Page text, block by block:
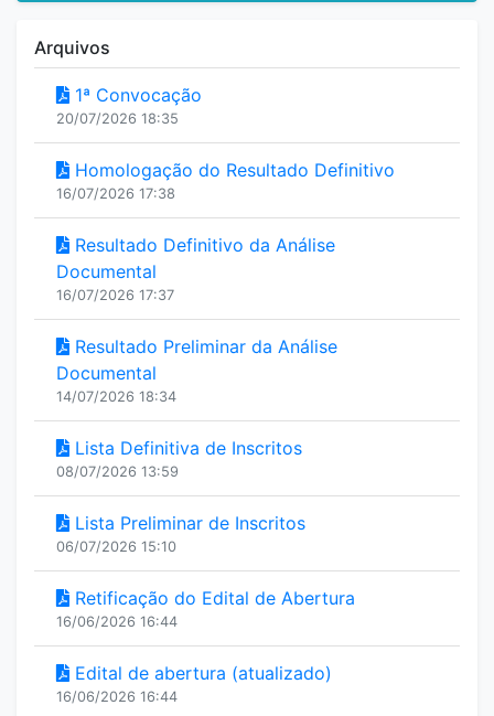
Arquivos
1ª Convocação
20/07/2026 18:35
Homologação do Resultado Definitivo
16/07/2026 17:38
Resultado Definitivo da Análise
Documental
16/07/2026 17:37
Resultado Preliminar da Análise
Documental
14/07/2026 18:34
Lista Definitiva de Inscritos
08/07/2026 13:59
Lista Preliminar de Inscritos
06/07/2026 15:10
Retificação do Edital de Abertura
16/06/2026 16:44
Edital de abertura (atualizado)
16/06/2026 16:44